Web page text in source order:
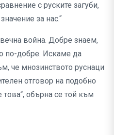
с руските загуби,
за нас.“
война. Добре знаем,
по-добре. Искаме да
че мнозинството руснаци
отговор на подобно
обърна се той към